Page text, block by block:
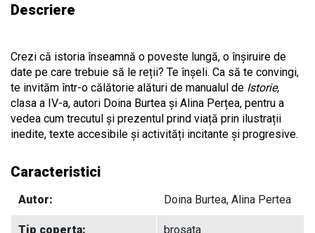
Descriere
Crezi că istoria înseamnă o poveste lungă, o înșiruire de
date pe care trebuie să le reții? Te înșeli. Ca să te convingi,
te invităm într-o călătorie alături de manualul de Istorie,
clasa a IV-a, autori Doina Burtea și Alina Perțea, pentru a
vedea cum trecutul și prezentul prind viață prin ilustrații
inedite, texte accesibile și activități incitante și progresive.
Caracteristici
Autor: Doina Burtea, Alina Pertea
Tip coperta: brosata